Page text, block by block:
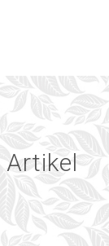
Artikel